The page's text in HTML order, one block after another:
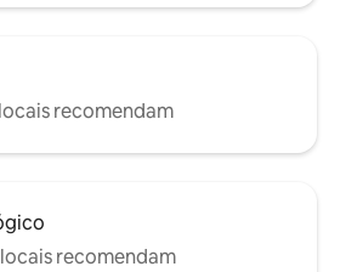
recomendam
recomendam